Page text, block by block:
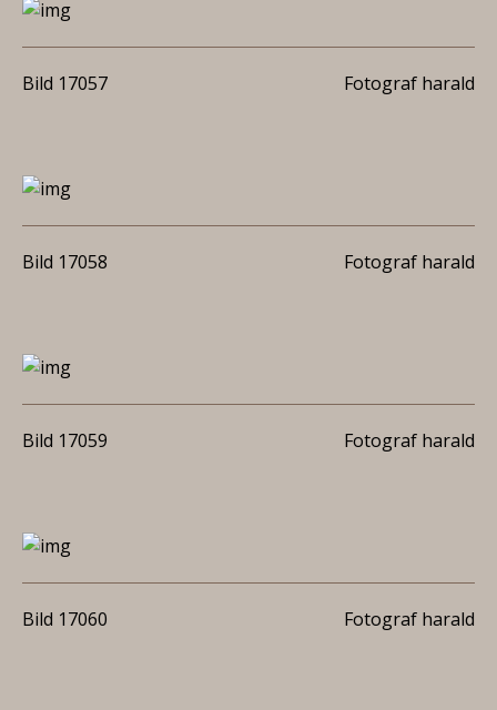
Bild 17057 Fotograf harald
Bild 17058 Fotograf harald
Bild 17059 Fotograf harald
Bild 17060 Fotograf harald